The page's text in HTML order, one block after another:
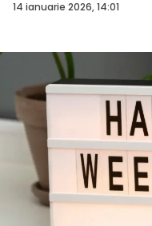
14 ianuarie 2026, 14:01